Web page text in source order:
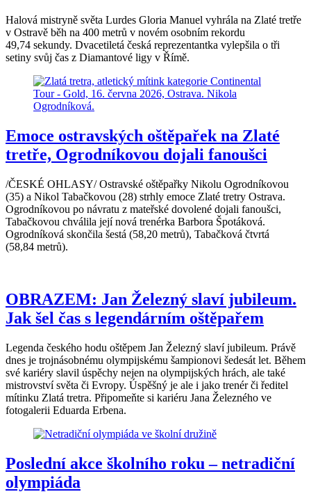
Halová mistryně světa Lurdes Gloria Manuel vyhrála na Zlaté tretře
v Ostravě běh na 400 metrů v novém osobním rekordu
49,74 sekundy. Dvacetiletá česká reprezentantka vylepšila o tři
setiny svůj čas z Diamantové ligy v Římě.
Emoce ostravských oštěpařek na Zlaté
tretře, Ogrodníkovou dojali fanoušci
/ČESKÉ OHLASY/ Ostravské oštěpařky Nikolu Ogrodníkovou
(35) a Nikol Tabačkovou (28) strhly emoce Zlaté tretry Ostrava.
Ogrodníkovou po návratu z mateřské dovolené dojali fanoušci,
Tabačkovou chválila její nová trenérka Barbora Špotáková.
Ogrodníková skončila šestá (58,20 metrů), Tabačková čtvrtá
(58,84 metrů).
OBRAZEM: Jan Železný slaví jubileum.
Jak šel čas s legendárním oštěpařem
Legenda českého hodu oštěpem Jan Železný slaví jubileum. Právě
dnes je trojnásobnému olympijskému šampionovi šedesát let. Během
své kariéry slavil úspěchy nejen na olympijských hrách, ale také
mistrovství světa či Evropy. Úspěšný je ale i jako trenér či ředitel
mítinku Zlatá tretra. Připomeňte si kariéru Jana Železného ve
fotogalerii Eduarda Erbena.
Poslední akce školního roku – netradiční
olympiáda